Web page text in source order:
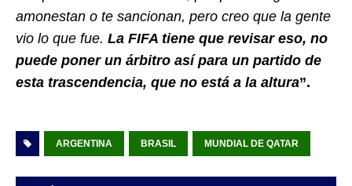
amonestan o te sancionan, pero creo que la gente
vio lo que fue. La FIFA tiene que revisar eso, no
puede poner un árbitro así para un partido de
esta trascendencia, que no está a la altura”.
ARGENTINA BRASIL MUNDIAL DE QATAR